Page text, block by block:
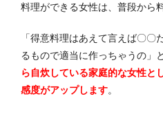
料理ができる女性は、普段から
「得意料理はあえて言えば〇〇
るもので適当に作っちゃうの」
ら自炊している家庭的な女性と
感度がアップします。